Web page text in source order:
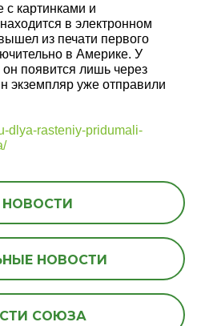
с картинками и
в электронном
из печати первого
в Америке. У
появится лишь через
экземпляр уже отправили
dlya-rasteniy-pridumali-
НОВОСТИ
НОВОСТИ
СОЮЗА